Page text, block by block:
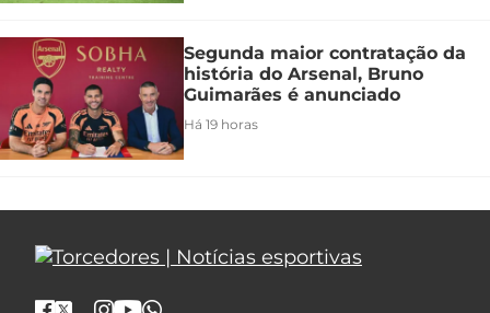
Segunda maior contratação da
história do Arsenal, Bruno
Guimarães é anunciado
Há 19 horas